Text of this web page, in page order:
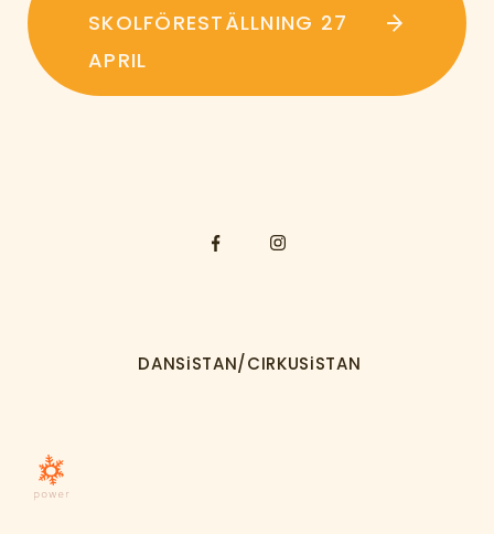
SKOLFÖRESTÄLLNING 27
APRIL
DANSiSTAN/CIRKUSiSTAN